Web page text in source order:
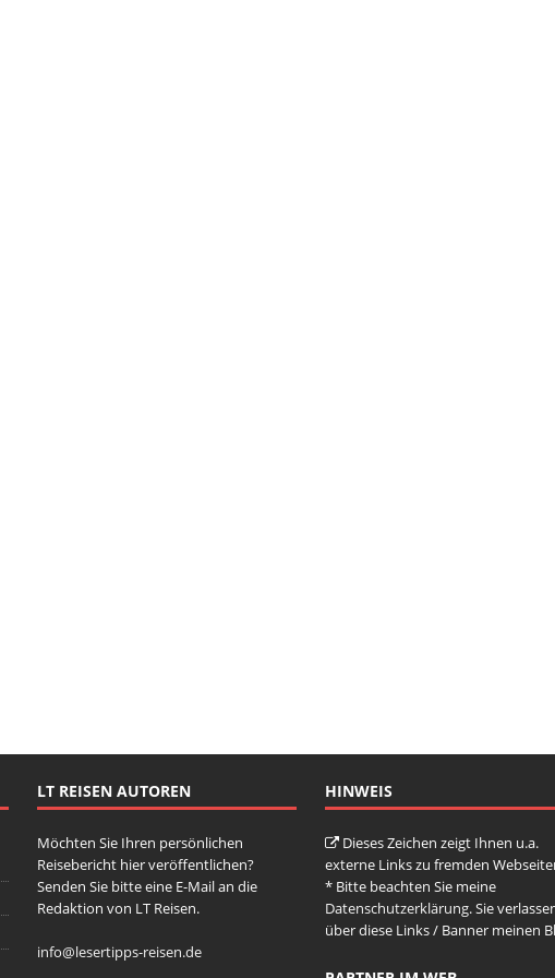
LT REISEN AUTOREN
Möchten Sie Ihren persönlichen
Reisebericht hier veröffentlichen?
Senden Sie bitte eine E-Mail an die
Redaktion von LT Reisen.
info@lesertipps-reisen.de
HINWEIS
Dieses Zeichen zeigt Ihnen u.a.
externe Links zu fremden
* Bitte beachten Sie meine
Datenschutzerklärung. Sie
über diese Links / Banner meinen